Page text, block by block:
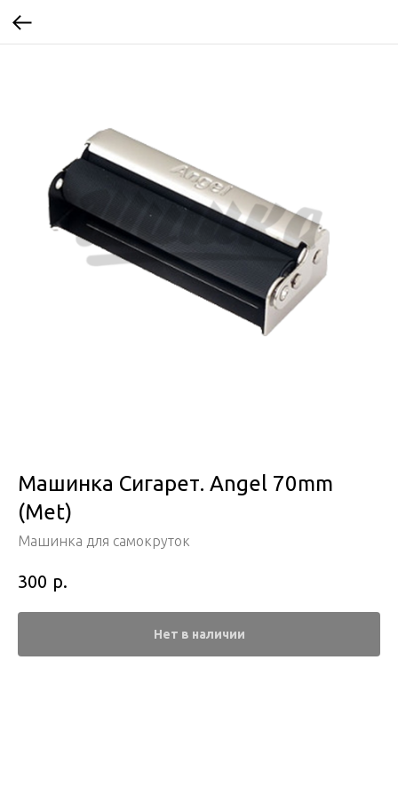
Машинка Сигарет. Angel 70mm
(Met)
Машинка для самокруток
300 р.
Нет в наличии